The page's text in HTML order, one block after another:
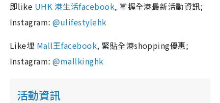
即like UHK 港生活facebook, 掌握全港最新活動資訊;
Instagram:@ulifestylehk
Like埋 Mall王facebook, 緊貼全港shopping優惠;
Instagram:@mallkinghk
活動資訊